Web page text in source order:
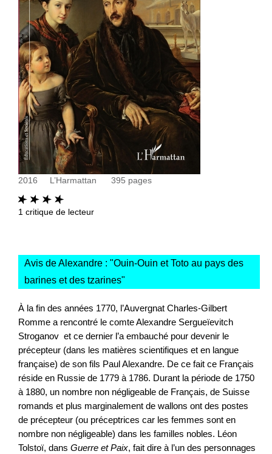
2016 L’Harmattan 395 pages
1 critique de lecteur
Avis de Alexandre : "Ouin-Ouin et Toto au pays des
barines et des tzarines"
À la fin des années 1770, l’Auvergnat Charles-Gilbert
Romme a rencontré le comte Alexandre Sergueïevitch
Stroganov et ce dernier l’a embauché pour devenir le
précepteur (dans les matières scientifiques et en langue
française) de son fils Paul Alexandre. De ce fait ce Français
réside en Russie de 1779 à 1786. Durant la période de 1750
à 1880, un nombre non négligeable de Français, de Suisse
romands et plus marginalement de wallons ont des postes
de précepteur (ou préceptrices car les femmes sont en
nombre non négligeable) dans les familles nobles. Léon
Tolstoï, dans Guerre et Paix, fait dire à l’un des personnages